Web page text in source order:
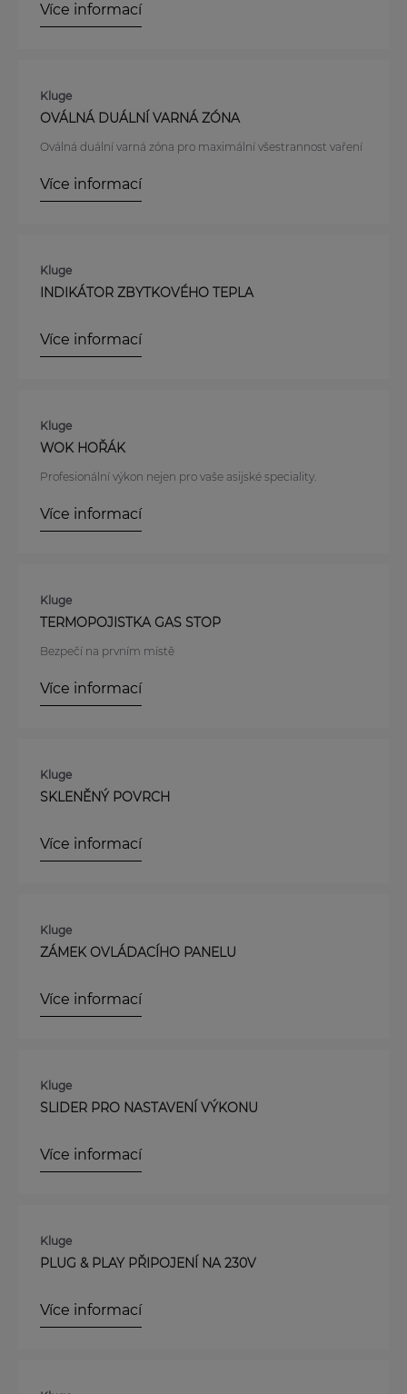
Více informací
Kluge
OVÁLNÁ DUÁLNÍ VARNÁ ZÓNA
Oválná duální varná zóna pro maximální všestrannost vaření
Více informací
Kluge
INDIKÁTOR ZBYTKOVÉHO TEPLA
Více informací
Kluge
WOK HOŘÁK
Profesionální výkon nejen pro vaše asijské speciality.
Více informací
Kluge
TERMOPOJISTKA GAS STOP
Bezpečí na prvním místě
Více informací
Kluge
SKLENĚNÝ POVRCH
Více informací
Kluge
ZÁMEK OVLÁDACÍHO PANELU
Více informací
Kluge
SLIDER PRO NASTAVENÍ VÝKONU
Více informací
Kluge
PLUG & PLAY PŘIPOJENÍ NA 230V
Více informací